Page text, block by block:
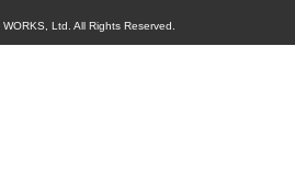
Ltd. All Rights Reserved.